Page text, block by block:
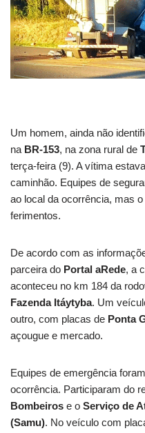
Um homem, ainda não
na BR-153, na zona rural de
terça-feira (9). A vítima
caminhão. Equipes de
ao local da ocorrência, mas
ferimentos.
De acordo com as
parceira do Portal aRede, a
aconteceu no km 184 da
Fazenda Itáytyba. Um
outro, com placas de Ponta
açougue e mercado.
Equipes de emergência
ocorrência. Participaram do
Bombeiros e o Serviço de
(Samu). No veículo com